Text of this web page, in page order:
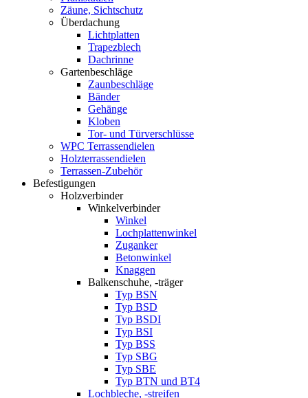
Zäune, Sichtschutz
Überdachung
Lichtplatten
Trapezblech
Dachrinne
Gartenbeschläge
Zaunbeschläge
Bänder
Gehänge
Kloben
Tor- und Türverschlüsse
WPC Terrassendielen
Holzterrassendielen
Terrassen-Zubehör
Befestigungen
Holzverbinder
Winkelverbinder
Winkel
Lochplattenwinkel
Zuganker
Betonwinkel
Knaggen
Balkenschuhe, -träger
Typ BSN
Typ BSD
Typ BSDI
Typ BSI
Typ BSS
Typ SBG
Typ SBE
Typ BTN und BT4
Lochbleche, -streifen